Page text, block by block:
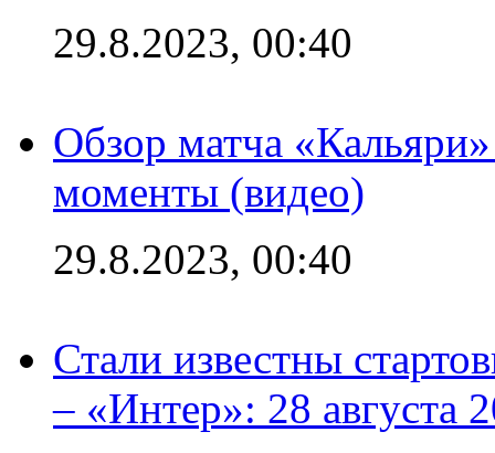
29.8.2023, 00:40
Обзор матча
моменты (видео)
29.8.2023, 00:40
Стали известны
– «Интер»: 28 августа